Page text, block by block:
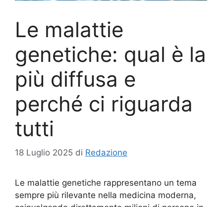
Le malattie
genetiche: qual è la
più diffusa e
perché ci riguarda
tutti
18 Luglio 2025 di Redazione
Le malattie genetiche rappresentano un tema
sempre più rilevante nella medicina moderna,